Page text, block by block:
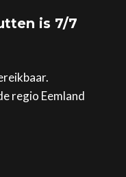
is 7/7
regio Eemland